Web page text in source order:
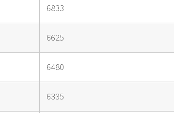
6833
6625
6480
6335